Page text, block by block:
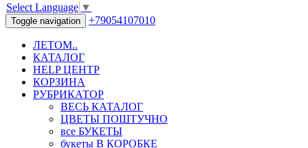
Select Language ▼
Toggle navigation +79054107010
ЛЕТОМ..
КАТАЛОГ
HELP ЦЕНТР
КОРЗИНА
РУБРИКАТОР
ВЕСЬ КАТАЛОГ
ЦВЕТЫ ПОШТУЧНО
все БУКЕТЫ
букеты В КОРОБКЕ